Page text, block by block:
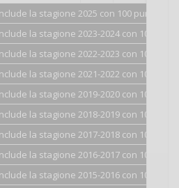
la stagione 2025 con 100 punti.
la stagione 2023-2024 con 100 punti.
la stagione 2022-2023 con 100 punti.
la stagione 2021-2022 con 100 punti.
la stagione 2019-2020 con 100 punti.
la stagione 2018-2019 con 100 punti.
la stagione 2017-2018 con 100 punti.
la stagione 2016-2017 con 100 punti.
la stagione 2015-2016 con 101 punti.